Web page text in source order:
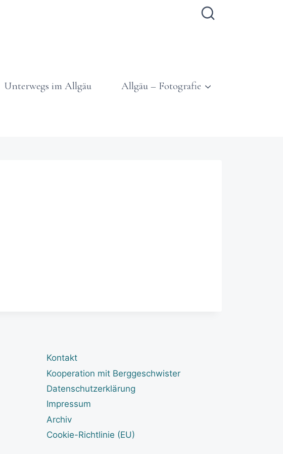
Unterwegs im Allgäu Allgäu – Fotografie
Kontakt
Kooperation mit Berggeschwister
Datenschutzerklärung
Impressum
Archiv
Cookie-Richtlinie (EU)